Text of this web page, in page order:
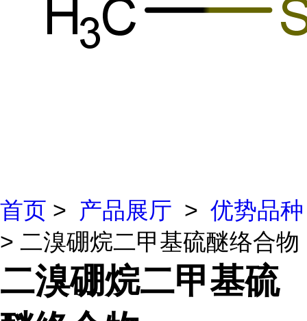
首页 > 产品展厅 > 优势品种
> 二溴硼烷二甲基硫醚络合物
二溴硼烷二甲基硫